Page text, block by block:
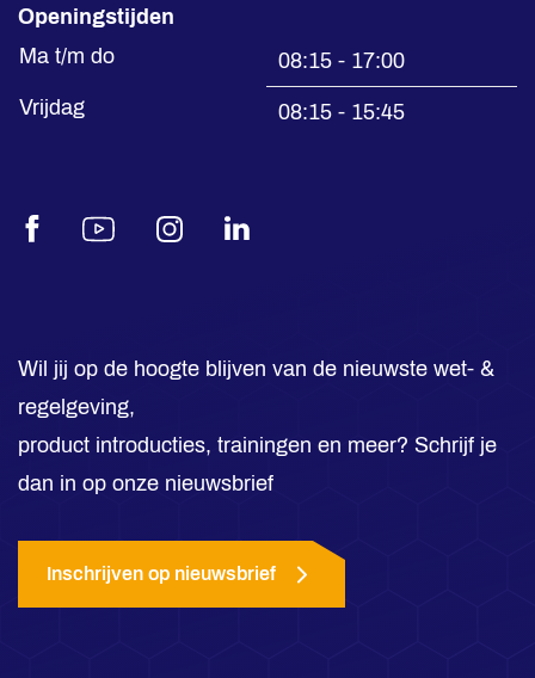
Openingstijden
Ma t/m do
08:15 - 17:00
Vrijdag
08:15 - 15:45
FacebookYoutubeInstagramLinkedIn
Wil jij op de hoogte blijven van de nieuwste wet- &
regelgeving,
product introducties, trainingen en meer? Schrijf je
dan in op onze nieuwsbrief
Inschrijven op nieuwsbrief